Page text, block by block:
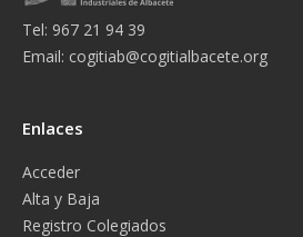
Tel: 967 21 94 39
Email: cogitiab@cogitialbacete.org
Enlaces
Acceder
Alta y Baja
Registro Colegiados